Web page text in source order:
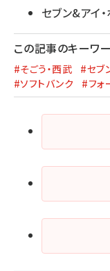
セブン&アイ
この記事のキーワ
#そごう・西武 #セブ
#ソフトバンク
#フォ